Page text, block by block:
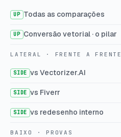
UP Todas as comparações
UP Conversão vetorial · o pilar
LATERAL · FRENTE A FRENTE
SIDE vs Vectorizer.AI
SIDE vs Fiverr
SIDE vs redesenho interno
BAIXO · PROVAS